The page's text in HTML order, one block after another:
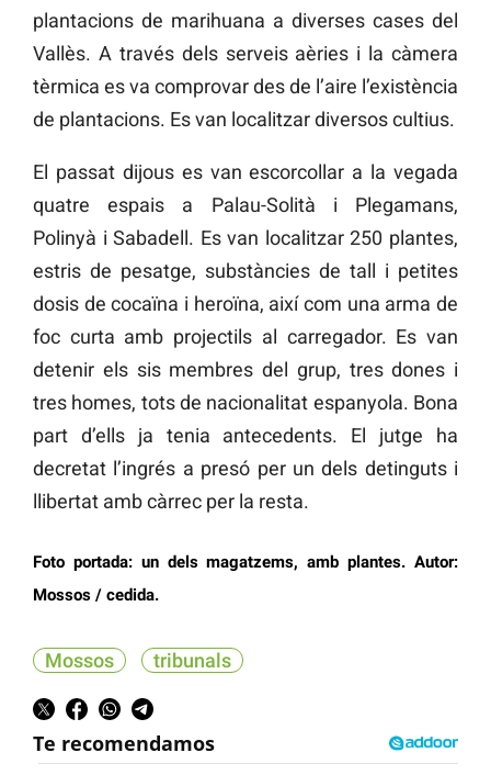
plantacions de marihuana a diverses cases del
Vallès. A través dels serveis aèries i la càmera
tèrmica es va comprovar des de l’aire l’existència
de plantacions. Es van localitzar diversos cultius.
El passat dijous es van escorcollar a la vegada
quatre espais a Palau-Solità i Plegamans,
Polinyà i Sabadell. Es van localitzar 250 plantes,
estris de pesatge, substàncies de tall i petites
dosis de cocaïna i heroïna, així com una arma de
foc curta amb projectils al carregador. Es van
detenir els sis membres del grup, tres dones i
tres homes, tots de nacionalitat espanyola. Bona
part d’ells ja tenia antecedents. El jutge ha
decretat l’ingrés a presó per un dels detinguts i
llibertat amb càrrec per la resta.
Foto portada: un dels magatzems, amb plantes. Autor:
Mossos / cedida.
Mossos tribunals